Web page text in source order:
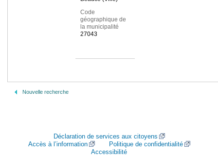
Code
géographique de
la municipalité
27043
Nouvelle recherche
Déclaration de services aux citoyens
Accès à l’information
Politique de confidentialité
Accessibilité